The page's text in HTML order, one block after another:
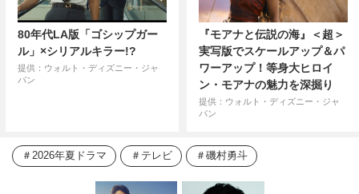
80年代LA版「ゴシップガー
ル」×シリアルキラー!?
提供：ウォルト・ディズニー・ジャ
パン
『モアナと伝説の海』＜超＞
実写版でスケールアップ＆パ
ワーアップ！等身大ヒロイ
ン・モアナの魅力を深掘り
提供：ウォルト・ディズニー・ジャ
パン
2026年夏ドラマ テレビ 磯村勇斗